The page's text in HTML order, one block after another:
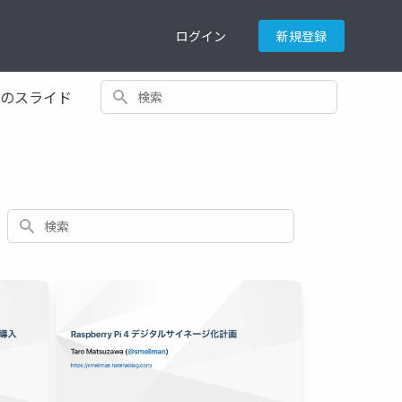
ログイン 新規登録
スライド 検索
検索